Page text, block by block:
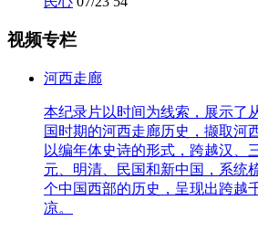
视频专栏
河西走廊
本纪录片以时间为线索，展示了
国时期的河西走廊历史，撷取河
以编年体史诗的形式，跨越汉、
元、明清、民国和新中国，系统
个中国西部的历史，呈现出跨越
凉。